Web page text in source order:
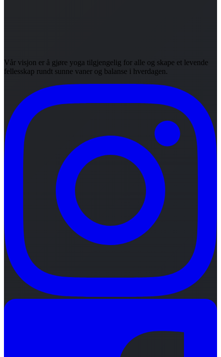
Vår visjon er å gjøre yoga tilgjengelig for alle og skape et levende
fellesskap rundt sunne vaner og balanse i hverdagen.